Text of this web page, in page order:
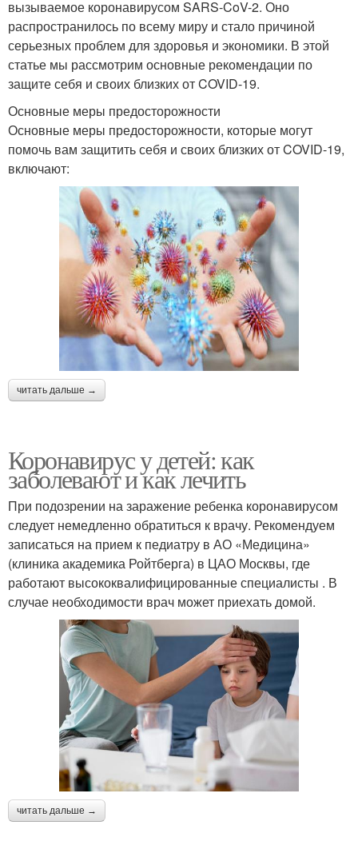
вызываемое коронавирусом SARS-CoV-2. Оно
распространилось по всему миру и стало причиной
серьезных проблем для здоровья и экономики. В этой
статье мы рассмотрим основные рекомендации по
защите себя и своих близких от COVID-19.
Основные меры предосторожности
Основные меры предосторожности, которые могут
помочь вам защитить себя и своих близких от COVID-19,
включают:
читать дальше →
Коронавирус у детей: как
заболевают и как лечить
При подозрении на заражение ребенка коронавирусом
следует немедленно обратиться к врачу. Рекомендуем
записаться на прием к педиатру в АО «Медицина»
(клиника академика Ройтберга) в ЦАО Москвы, где
работают высококвалифицированные специалисты . В
случае необходимости врач может приехать домой.
читать дальше →